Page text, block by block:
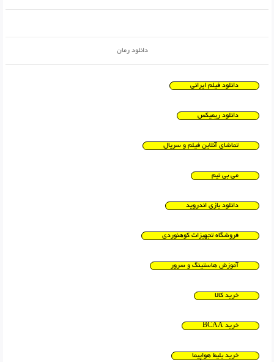
دانلود رمان
دانلود فیلم ایرانی
دانلود ریمیکس
تماشای آنلاین فیلم و سریال
می بی نیم
دانلود بازی اندروید
فروشگاه تجهیزات کوهنوردی
آموزش هاستینگ و سرور
خرید کالا
خرید BCAA
خرید بلیط هواپیما